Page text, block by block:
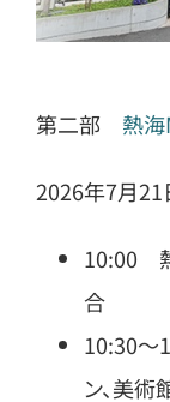
第二部 熱海
2026年7月21
10:00
合
10:30〜
ン、美術